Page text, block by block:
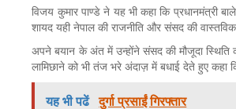
विजय कुमार पाण्डे ने यह भी कहा कि प्रधानमंत्री
शायद यही नेपाल की राजनीति और संसद की
अपने बयान के अंत में उन्होंने संसद की मौजूदा
लामिछाने को भी तंज भरे अंदाज़ में बधाई देते हुए कहा
यह भी पढें दुर्गा प्रसाईं गिरफ्तार